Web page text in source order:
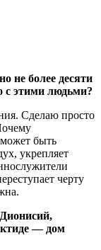
не более десяти
с этими людьми?
Сделаю просто
быть
укрепляет
черту
— дом